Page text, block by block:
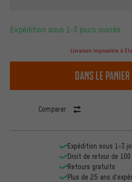
Expédition sous 1-3 jours ouvrés
Livraison impossible à
dans le panier
Comparer
Expédition sous 1-3
Droit de retour de 100
Retours gratuits
Plus de 25 ans